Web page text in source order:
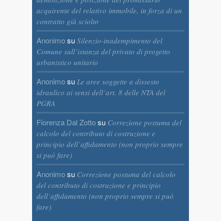
acquirente del relativo immobile, in forza di un
contratto già sciolto
Anonimosu Silenzio-inadempimento del
Comune sull’istanza del privato di progetto
urbanistico unitario
Anonimosu Le aree soggette a dissesto
idraulico ai sensi dell’art. 8 delle NTA del
PGRA
Fiorenza Dal Zottosu Correzione postuma del
calcolo del contributo di costruzione e
principio dell’affidamento (non proprio sempre
si può fare)
Anonimosu Correzione postuma del calcolo
del contributo di costruzione e principio
dell’affidamento (non proprio sempre si può
fare)